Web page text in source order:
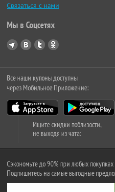
Связаться с нами
Мы в Соцсетях
Все наши купоны доступны
через Мобильное Приложение:
Ищите скидки поблизости,
не выходя из чата:
Сэкономьте до 90% при любых покупках
Подпишитесь на самые выгодные